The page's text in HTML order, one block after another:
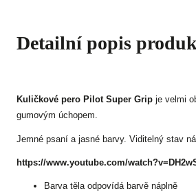
Detailní popis
Kuličkové pero Pilot Super Grip je velmi
gumovým úchopem.
Jemné psaní a jasné barvy. Viditelný stav
https://www.youtube.com/
Barva těla odpovídá barvě náplně